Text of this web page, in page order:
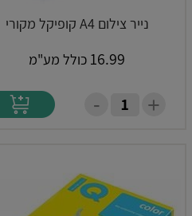
נייר צילום A4 קופיקל מקורי
16.99 כולל מע"מ
+
-